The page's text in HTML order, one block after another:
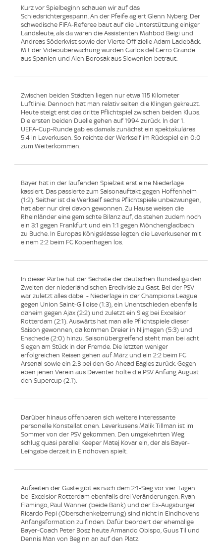
Kurz vor Spielbeginn schauen wir auf das
Schiedsrichtergespann. An der Pfeife agiert Glenn Nyberg. Der
schwedische FIFA-Referee baut auf die Unterstützung einiger
Landsleute, als da wären die Assistenten Mahbod Beigi und
Andreas Söderkvist sowie der Vierte Offizielle Adam Ladebäck.
Mit der Videoüberwachung wurden Carlos del Cerro Grande
aus Spanien und Alen Borosak aus Slowenien betraut.
Zwischen beiden Städten liegen nur etwa 115 Kilometer
Luftlinie. Dennoch hat man relativ selten die Klingen gekreuzt.
Heute steigt erst das dritte Pflichtspiel zwischen beiden Klubs.
Die ersten beiden Duelle gehen auf 1994 zurück. In der 1.
UEFA-Cup-Runde gab es damals zunächst ein spektakuläres
5:4 in Leverkusen. So reichte der Werkself im Rückspiel ein 0:0
zum Weiterkommen.
Bayer hat in der laufenden Spielzeit erst eine Niederlage
kassiert. Das passierte zum Saisonauftakt gegen Hoffenheim
(1:2). Seither ist die Werkself sechs Pflichtspiele unbezwungen,
hat aber nur drei davon gewonnen. Zu Hause weisen die
Rheinländer eine gemischte Bilanz auf, da stehen zudem noch
ein 3:1 gegen Frankfurt und ein 1:1 gegen Mönchengladbach
zu Buche. In Europas Königsklasse legten die Leverkusener mit
einem 2:2 beim FC Kopenhagen los.
In dieser Partie hat der Sechste der deutschen Bundesliga den
Zweiten der niederländischen Eredivisie zu Gast. Bei der PSV
war zuletzt alles dabei - Niederlage in der Champions League
gegen Union Saint-Gilloise (1:3), ein Unentschieden ebenfalls
daheim gegen Ajax (2:2) und zuletzt ein Sieg bei Excelsior
Rotterdam (2:1). Auswärts hat man alle Pflichtspiele dieser
Saison gewonnen, da kommen Dreier in Nijmegen (5:3) und
Enschede (2:0) hinzu. Saisonübergreifend steht man bei acht
Siegen am Stück in der Fremde. Die letzten weniger
erfolgreichen Reisen gehen auf März und ein 2:2 beim FC
Arsenal sowie ein 2:3 bei den Go Ahead Eagles zurück. Gegen
eben jenen Verein aus Deventer holte die PSV Anfang August
den Supercup (2:1).
Darüber hinaus offenbaren sich weitere interessante
personelle Konstellationen. Leverkusens Malik Tillman ist im
Sommer von der PSV gekommen. Den umgekehrten Weg
schlug quasi parallel Keeper Matej Kovar ein, der als Bayer-
Leihgabe derzeit in Eindhoven spielt.
Aufseiten der Gäste gibt es nach dem 2:1-Sieg vor vier Tagen
bei Excelsior Rotterdam ebenfalls drei Veränderungen. Ryan
Flamingo, Paul Wanner (beide Bank) und der Ex-Augsburger
Ricardo Pepi (Oberschenkelzerrung) sind nicht in Eindhovens
Anfangsformation zu finden. Dafür beordert der ehemalige
Bayer-Coach Peter Bosz heute Armando Obispo, Guus Til und
Dennis Man von Beginn an auf den Platz.